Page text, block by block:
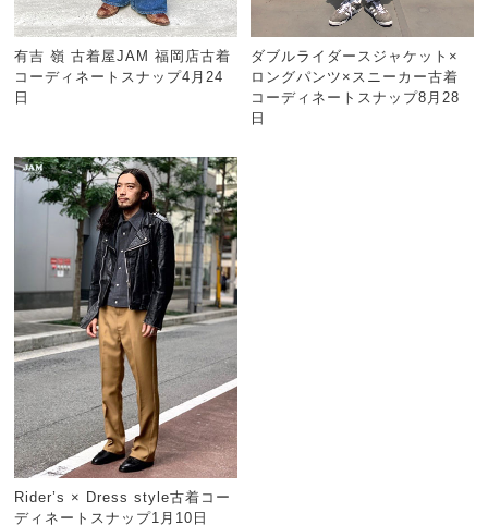
有吉 嶺 古着屋JAM 福岡店古着
コーディネートスナップ4月24
日
ダブルライダースジャケット×
ロングパンツ×スニーカー古着
コーディネートスナップ8月28
日
Rider’s × Dress style古着コー
ディネートスナップ1月10日